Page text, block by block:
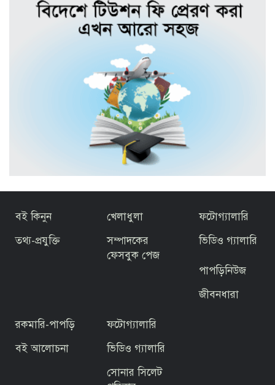
ছড়াকার তোরাব আল হাবীব-এর শ্বশুরের
সিলেট মহানগর ছাত্রদলের সভাপতির
আলোচনায় আবুল হোসেন
বই কিনুন
তথ্য-প্রযুক্তি
খেলাধুলা
সম্পাদকের
ফেসবুক পেজ
ফটোগ্যালারি
ভিডিও গ্যালারি
পাপড়িনিউজ
জীবনধারা
রকমারি-পাপড়ি
বই আলোচনা
ফটোগ্যালারি
ভিডিও গ্যালারি
সোনার সিলেট